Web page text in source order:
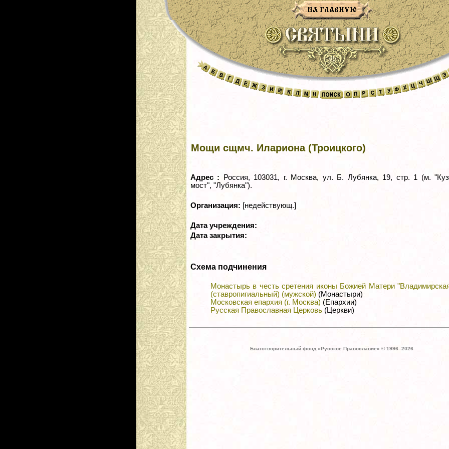
Мощи сщмч. Илариона (Троицкого)
Адрес :
Россия, 103031, г. Москва, ул. Б. Лубянка, 19, стр. 1 (м.
мост", "Лубянка").
Организация: [недействующ.]
Дата учреждения:
Дата закрытия:
Схема подчинения
Монастырь в честь сретения иконы Божией Матери
(ставропигиальный) (мужской) (Монастыри)
Московская епархия (г. Москва) (Епархии)
Русская Православная Церковь (Церкви)
Благотворительный фонд «Русское Православие» © 1996–2026